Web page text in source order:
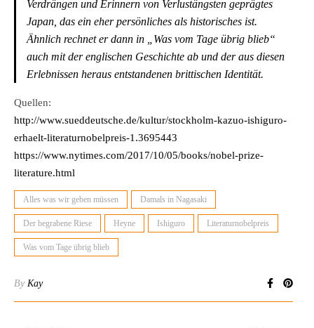
Verdrängen und Erinnern von Verlustängsten geprägtes
Japan, das ein eher persönliches als historisches ist.
Ähnlich rechnet er dann in „Was vom Tage übrig blieb“
auch mit der englischen Geschichte ab und der aus diesen
Erlebnissen heraus entstandenen brittischen Identität.
Quellen:
http://www.sueddeutsche.de/kultur/stockholm-kazuo-ishiguro-
erhaelt-literaturnobelpreis-1.3695443
https://www.nytimes.com/2017/10/05/books/nobel-prize-
literature.html
Alles was wir geben müssen Damals in Nagasaki
Der begrabene Riese Heyne Ishiguro Literaturnobelpreis
Was vom Tage übrig blieb
By Kay